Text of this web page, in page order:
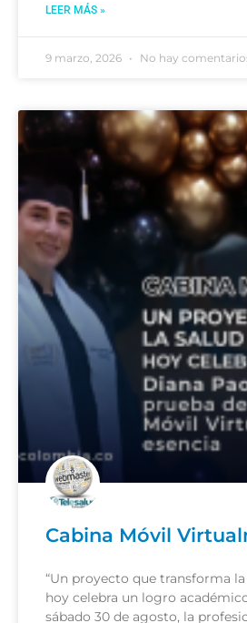
LEER MÁS »
9 marzo, 2026 No hay
Cabina Móvil
“Un proyecto que transforma
hoy celebra un logro
sábado 30 de agosto, la